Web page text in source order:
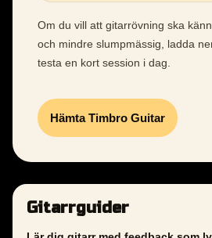
Om du vill att gitarrövning ska
och mindre slumpmässig, ladda
testa en kort session i dag.
Hämta Timbro Guitar
Gitarrguider